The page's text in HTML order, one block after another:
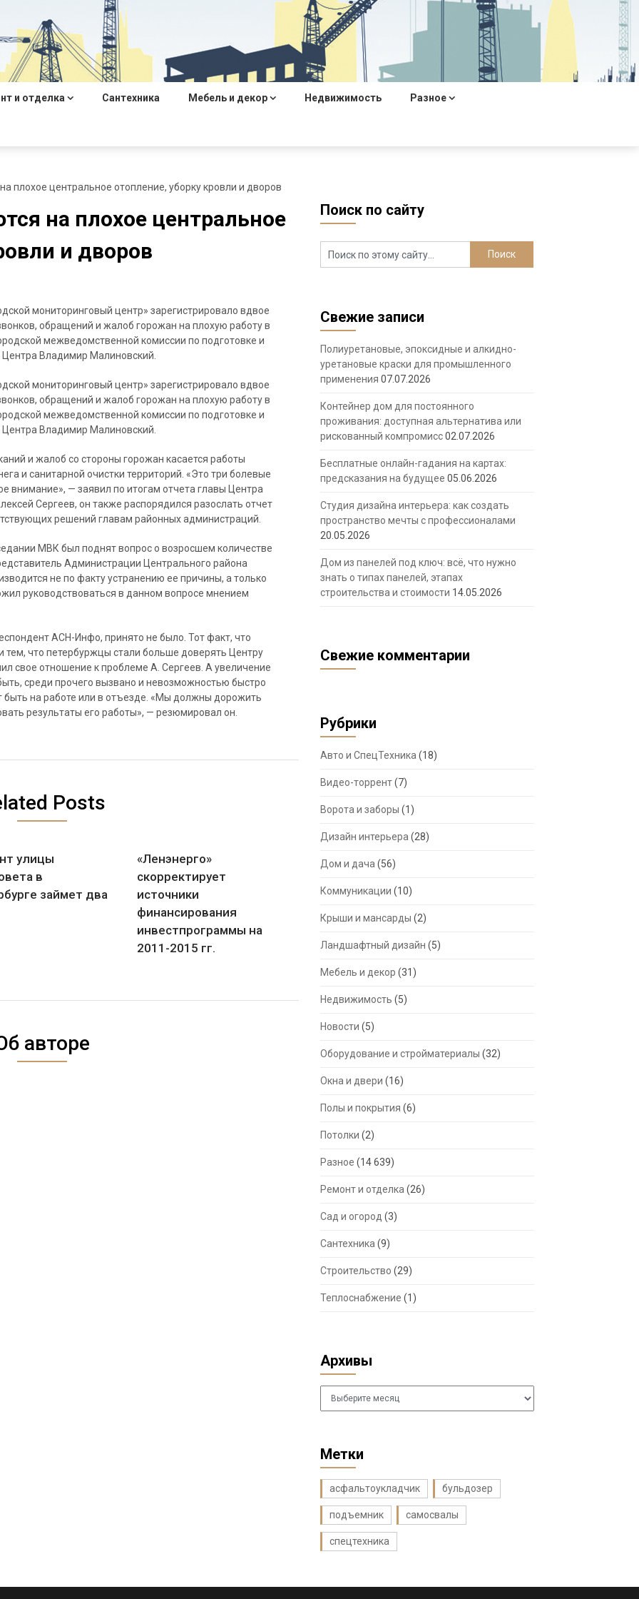
и отделка Сантехника Мебель и декор Недвижимость Разное
плохое центральное отопление, уборку кровли и дворов
на плохое центральное
и дворов
мониторинговый центр» зарегистрировало вдвое
обращений и жалоб горожан на плохую работу в
межведомственной комиссии по подготовке и
Владимир Малиновский.
мониторинговый центр» зарегистрировало вдвое
обращений и жалоб горожан на плохую работу в
межведомственной комиссии по подготовке и
Владимир Малиновский.
и жалоб со стороны горожан касается работы
и санитарной очистки территорий. «Это три болевые
внимание», — заявил по итогам отчета главы Центра
Сергеев, он также распорядился разослать отчет
решений главам районных администраций.
МВК был поднят вопрос о возросшем количестве
Администрации Центрального района
не по факту устранению ее причины, а только
руководствоваться в данном вопросе мнением
АСН-Инфо, принято не было. Тот факт, что
тем, что петербуржцы стали больше доверять Центру
свое отношение к проблеме А. Сергеев. А увеличение
среди прочего вызвано и невозможностью быстро
быть на работе или в отъезде. «Мы должны дорожить
результаты его работы», — резюмировал он.
Posts
улицы
в
займет два
«Ленэнерго»
скорректирует
источники
финансирования
инвестпрограммы на
2011-2015 гг.
авторе
Поиск по сайту
Свежие записи
Полиуретановые, эпоксидные и алкидно-
уретановые краски для промышленного
применения 07.07.2026
Контейнер дом для постоянного
проживания: доступная альтернатива или
рискованный компромисс02.07.2026
Бесплатные онлайн-гадания на картах:
предсказания на будущее 05.06.2026
Студия дизайна интерьера: как создать
пространство мечты с профессионалами
20.05.2026
Дом из панелей под ключ: всё, что нужно
знать о типах панелей, этапах
строительства и стоимости 14.05.2026
Свежие комментарии
Рубрики
Авто и СпецТехника (18)
Видео-торрент(7)
Ворота и заборы (1)
Дизайн интерьера (28)
Дом и дача (56)
Коммуникации (10)
Крыши и мансарды (2)
Ландшафтный дизайн (5)
Мебель и декор (31)
Недвижимость (5)
Новости (5)
Оборудование и стройматериалы (32)
Окна и двери (16)
Полы и покрытия (6)
Потолки (2)
Разное (14 639)
Ремонт и отделка (26)
Сад и огород (3)
Сантехника (9)
Строительство (29)
Теплоснабжение (1)
Архивы
Архивы
Метки
асфальтоукладчик бульдозер
подъемник самосвалы
спецтехника